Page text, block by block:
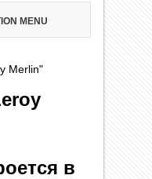
MENU
Merlin"
в